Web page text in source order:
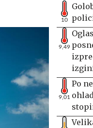
10
9,49
9,01
Po